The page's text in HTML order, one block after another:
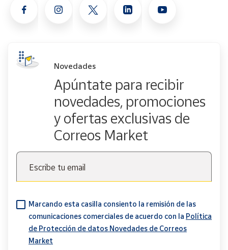
Novedades
Apúntate para recibir
novedades, promociones
y ofertas exclusivas de
Correos Market
Escribe tu email
Marcando esta casilla consiento la remisión de las
comunicaciones comerciales de acuerdo con la Política
de Protección de datos Novedades de Correos
Market